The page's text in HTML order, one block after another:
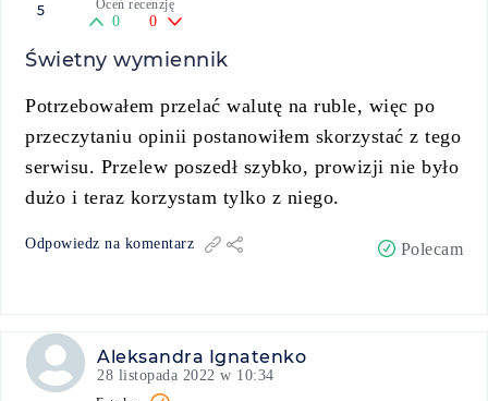
5 Oceń recenzję
0 0
Świetny wymiennik
Potrzebowałem przelać walutę na ruble, więc po
przeczytaniu opinii postanowiłem skorzystać z tego
serwisu. Przelew poszedł szybko, prowizji nie było
dużo i teraz korzystam tylko z niego.
Odpowiedz na komentarz Polecam
Aleksandra Ignatenko
28 listopada 2022 w 10:34